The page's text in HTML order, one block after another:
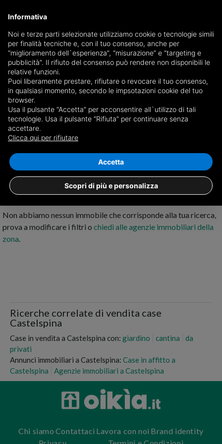
Ricevi copia del giornale via mail
Scegli giornale
Nessun risultato per
in vendita a Castelspina
Non abbiamo nessun immobile che corrisponde alla tua ricerca,
prova a modificare i filtri o chiedi alle agenzie immobiliari della
zona.
Ricerche correlate di vendita case
Castelspina
Case in vendita a Castelspina con: giardino cantina
da
privati
Annunci immobiliari a Castelspina: Case in affitto a
Castelspina
Agenzie immobiliari a Castelspina
Chi siamo Contattaci Lavora con noi Brand identity
Informativa
Noi e terze parti selezionate utilizziamo cookie o tecnologie simili
per finalità tecniche e, con il tuo consenso, anche per
“miglioramento dell`esperienza”, “misurazione” e “targeting e
pubblicità”. Il rifiuto del consenso può rendere non disponibili le
relative funzioni.
Puoi liberamente prestare, rifiutare o revocare il tuo consenso,
in qualsiasi momento, secondo le impsotazioni cookie del tuo
browser.
Usa il pulsante “Accetta” per acconsentire all`utilizzo di tali
tecnologie. Usa il pulsante “Rifiuta” per continuare senza
accettare.
Clicca qui per rifiutare
Scopri di più e personalizza
Accetta